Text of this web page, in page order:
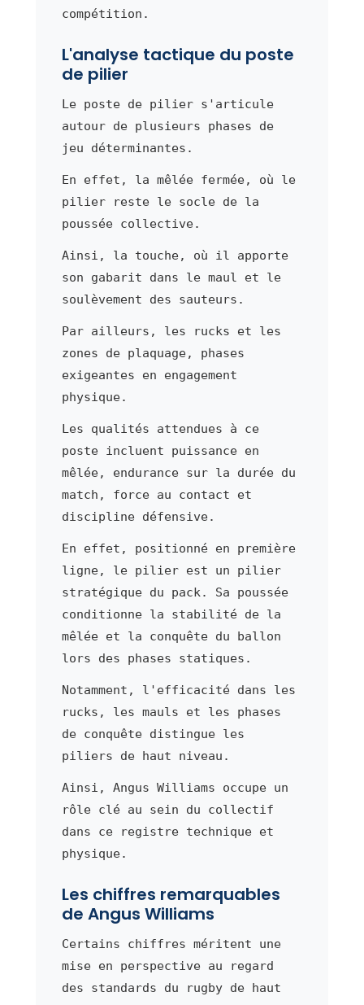
compétition.
L'analyse tactique du poste
de pilier
Le poste de pilier s'articule
autour de plusieurs phases de
jeu déterminantes.
En effet, la mêlée fermée, où le
pilier reste le socle de la
poussée collective.
Ainsi, la touche, où il apporte
son gabarit dans le maul et le
soulèvement des sauteurs.
Par ailleurs, les rucks et les
zones de plaquage, phases
exigeantes en engagement
physique.
Les qualités attendues à ce
poste incluent puissance en
mêlée, endurance sur la durée du
match, force au contact et
discipline défensive.
En effet, positionné en première
ligne, le pilier est un pilier
stratégique du pack. Sa poussée
conditionne la stabilité de la
mêlée et la conquête du ballon
lors des phases statiques.
Notamment, l'efficacité dans les
rucks, les mauls et les phases
de conquête distingue les
piliers de haut niveau.
Ainsi, Angus Williams occupe un
rôle clé au sein du collectif
dans ce registre technique et
physique.
Les chiffres remarquables
de Angus Williams
Certains chiffres méritent une
mise en perspective au regard
des standards du rugby de haut